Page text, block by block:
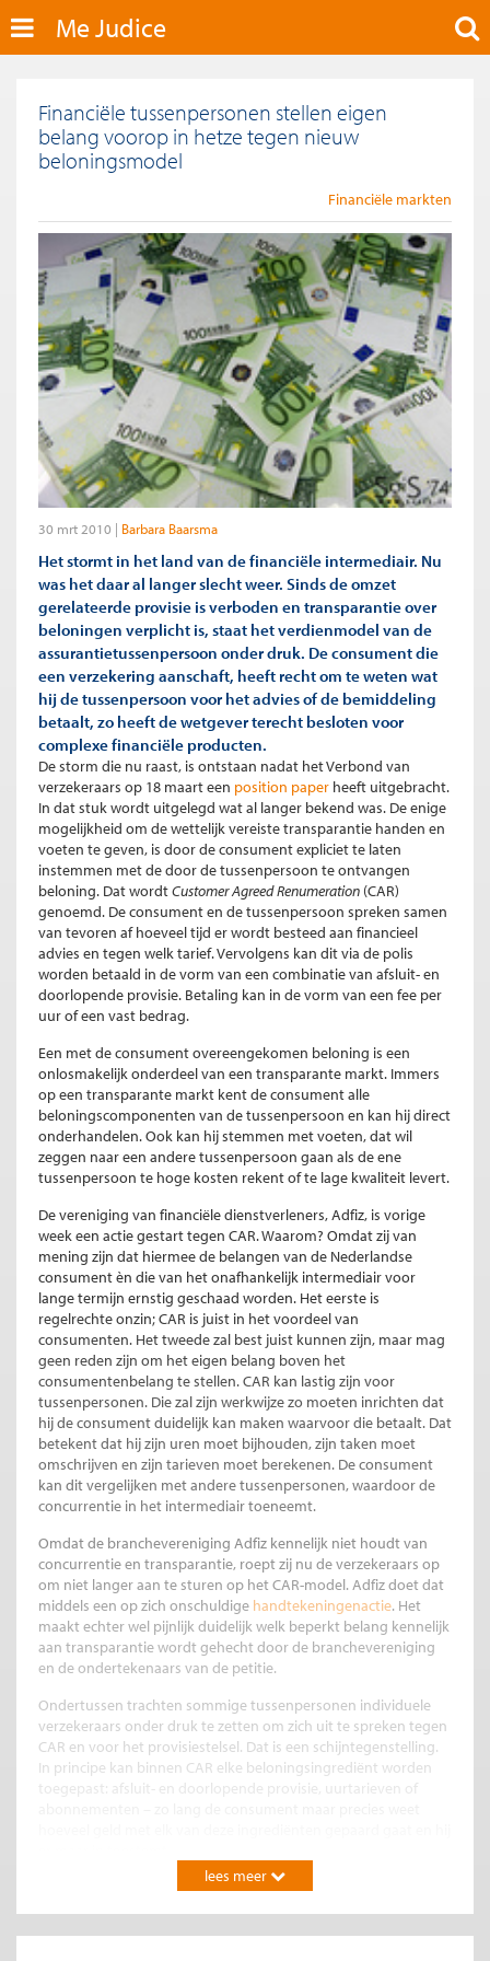
Me Judice
Financiële tussenpersonen stellen eigen
belang voorop in hetze tegen nieuw
beloningsmodel
Financiële markten
30 mrt 2010 Barbara Baarsma
Het stormt in het land van de financiële intermediair. Nu
was het daar al langer slecht weer. Sinds de omzet
gerelateerde provisie is verboden en transparantie over
beloningen verplicht is, staat het verdienmodel van de
assurantietussenpersoon onder druk. De consument die
een verzekering aanschaft, heeft recht om te weten wat
hij de tussenpersoon voor het advies of de bemiddeling
betaalt, zo heeft de wetgever terecht besloten voor
complexe financiële producten.
De storm die nu raast, is ontstaan nadat het Verbond van
verzekeraars op 18 maart een position paper heeft uitgebracht.
In dat stuk wordt uitgelegd wat al langer bekend was. De enige
mogelijkheid om de wettelijk vereiste transparantie handen en
voeten te geven, is door de consument expliciet te laten
instemmen met de door de tussenpersoon te ontvangen
beloning. Dat wordtCustomer Agreed Renumeration (CAR)
genoemd. De consument en de tussenpersoon spreken samen
van tevoren af hoeveel tijd er wordt besteed aan financieel
advies en tegen welk tarief. Vervolgens kan dit via de polis
worden betaald in de vorm van een combinatie van afsluit- en
doorlopende provisie. Betaling kan in de vorm van een fee per
uur of een vast bedrag.
Een met de consument overeengekomen beloning is een
onlosmakelijk onderdeel van een transparante markt. Immers
op een transparante markt kent de consument alle
beloningscomponenten van de tussenpersoon en kan hij direct
onderhandelen. Ook kan hij stemmen met voeten, dat wil
zeggen naar een andere tussenpersoon gaan als de ene
tussenpersoon te hoge kosten rekent of te lage kwaliteit levert.
De vereniging van financiële dienstverleners, Adfiz, is vorige
week een actie gestart tegen CAR. Waarom? Omdat zij van
mening zijn dat hiermee de belangen van de Nederlandse
consument èn die van het onafhankelijk intermediair voor
lange termijn ernstig geschaad worden. Het eerste is
regelrechte onzin; CAR is juist in het voordeel van
consumenten. Het tweede zal best juist kunnen zijn, maar mag
geen reden zijn om het eigen belang boven het
consumentenbelang te stellen. CAR kan lastig zijn voor
tussenpersonen. Die zal zijn werkwijze zo moeten inrichten dat
hij de consument duidelijk kan maken waarvoor die betaalt. Dat
betekent dat hij zijn uren moet bijhouden, zijn taken moet
omschrijven en zijn tarieven moet berekenen. De consument
kan dit vergelijken met andere tussenpersonen, waardoor de
concurrentie in het intermediair toeneemt.
Omdat de branchevereniging Adfiz kennelijk niet houdt van
concurrentie en transparantie, roept zij nu de verzekeraars op
om niet langer aan te sturen op het CAR-model. Adfiz doet dat
middels een op zich onschuldige handtekeningenactie. Het
maakt echter wel pijnlijk duidelijk welk beperkt belang kennelijk
aan transparantie wordt gehecht door de branchevereniging
en de ondertekenaars van de petitie.
Ondertussen trachten sommige tussenpersonen individuele
verzekeraars onder druk te zetten om zich uit te spreken tegen
CAR en voor het provisiestelsel. Dat is een schijntegenstelling.
In principe kan binnen CAR elke beloningsingrediënt worden
toegepast: afsluit- en doorlopende provisie, uurtarieven of
CAR is een transparant systeem dat de consument een
lees meer